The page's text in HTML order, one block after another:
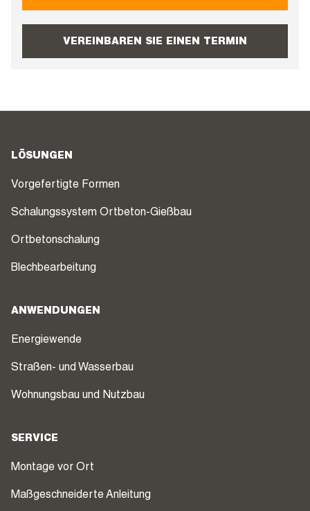
VEREINBAREN SIE EINEN TERMIN
LÖSUNGEN
Vorgefertigte Formen
Schalungssystem Ortbeton-Gießbau
Ortbetonschalung
Blechbearbeitung
ANWENDUNGEN
Energiewende
Straßen- und Wasserbau
Wohnungsbau und Nutzbau
SERVICE
Montage vor Ort
Maßgeschneiderte Anleitung